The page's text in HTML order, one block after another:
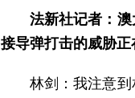
法新社记者：
接导弹打击的威胁
林剑：我注意